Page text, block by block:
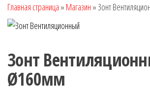
Главная страница » Магазин »Зонт
Зонт
Ø160мм